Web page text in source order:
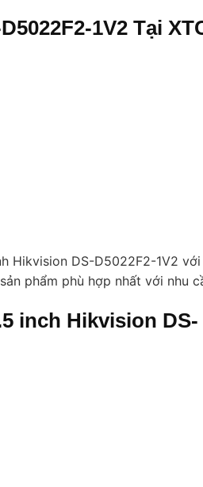
1V2 Tại
Hikvision DS-D5022F2-1V2
phẩm phù hợp nhất với nhu
inch Hikvision DS-